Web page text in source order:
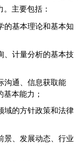
主要包括：
的基本理论和基本知
、计量分析的基本技
沟通、信息获取能
本能力；
域的方针政策和法律
景、发展动态、行业